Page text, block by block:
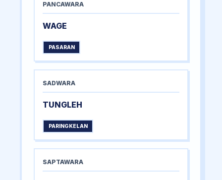
PANCAWARA
WAGE
PASARAN
SADWARA
TUNGLEH
PARINGKELAN
SAPTAWARA